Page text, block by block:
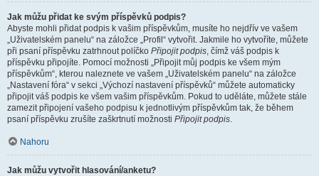
Jak můžu přidat ke svým příspěvků podpis?
Abyste mohli přidat podpis k vašim příspěvkům, musíte ho nejdřív ve vašem
„Uživatelském panelu“ na záložce „Profil“ vytvořit. Jakmile ho vytvoříte, můžete
při psaní příspěvku zatrhnout políčko Připojit podpis, čímž váš podpis k
příspěvku připojíte. Pomocí možnosti „Připojit můj podpis ke všem mým
příspěvkům“, kterou naleznete ve vašem „Uživatelském panelu“ na záložce
„Nastavení fóra“ v sekci „Výchozí nastavení příspěvků“ můžete automaticky
připojit váš podpis ke všem vašim příspěvkům. Pokud to uděláte, můžete stále
zamezit připojení vašeho podpisu k jednotlivým příspěvkům tak, že během
psaní příspěvku zrušíte zaškrtnutí možnosti Připojit podpis.
Nahoru
Jak můžu vytvořit hlasování/anketu?